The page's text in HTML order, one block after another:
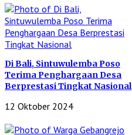
Di Bali, Sintuwulemba Poso
Terima Penghargaan Desa
Berprestasi Tingkat Nasional
12 Oktober 2024